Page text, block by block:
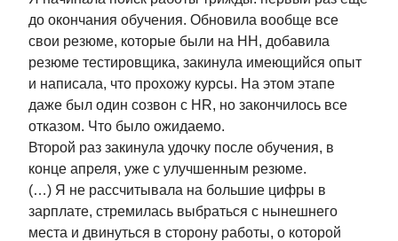
до окончания обучения. Обновила вообще все
свои резюме, которые были на НН, добавила
резюме тестировщика, закинула имеющийся опыт
и написала, что прохожу курсы. На этом этапе
даже был один созвон с HR, но закончилось все
отказом. Что было ожидаемо.
Второй раз закинула удочку после обучения, в
конце апреля, уже с улучшенным резюме.
(…) Я не рассчитывала на большие цифры в
зарплате, стремилась выбраться с нынешнего
места и двинуться в сторону работы, о которой
vc.ru Youtube